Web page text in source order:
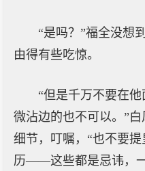
“是吗？”福全没想
由得有些吃惊。
“但是千万不要在
微沾边的也不可以。”
细节，叮嘱，“也不要
历——这些都是忌讳，